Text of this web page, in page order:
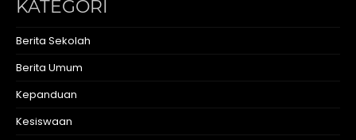
KATEGORI
Berita Sekolah
Berita Umum
Kepanduan
Kesiswaan